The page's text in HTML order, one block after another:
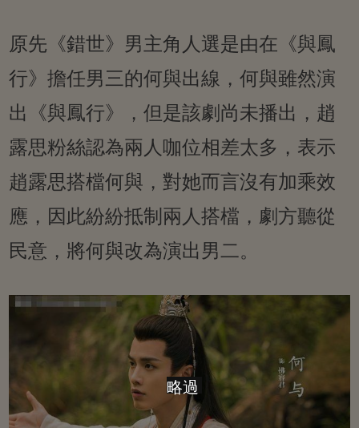
原先《錯世》男主角人選是由在《與鳳
行》擔任男三的何與出線，何與雖然演
出《與鳳行》，但是該劇尚未播出，趙
露思粉絲認為兩人咖位相差太多，表示
趙露思搭檔何與，對她而言沒有加乘效
應，因此紛紛抵制兩人搭檔，劇方聽從
民意，將何與改為演出男二。
略過